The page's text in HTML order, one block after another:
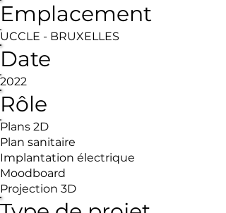
Emplacement
UCCLE - BRUXELLES
Date
2022
Rôle
Plans 2D
Plan sanitaire
Implantation électrique
Moodboard
Projection 3D